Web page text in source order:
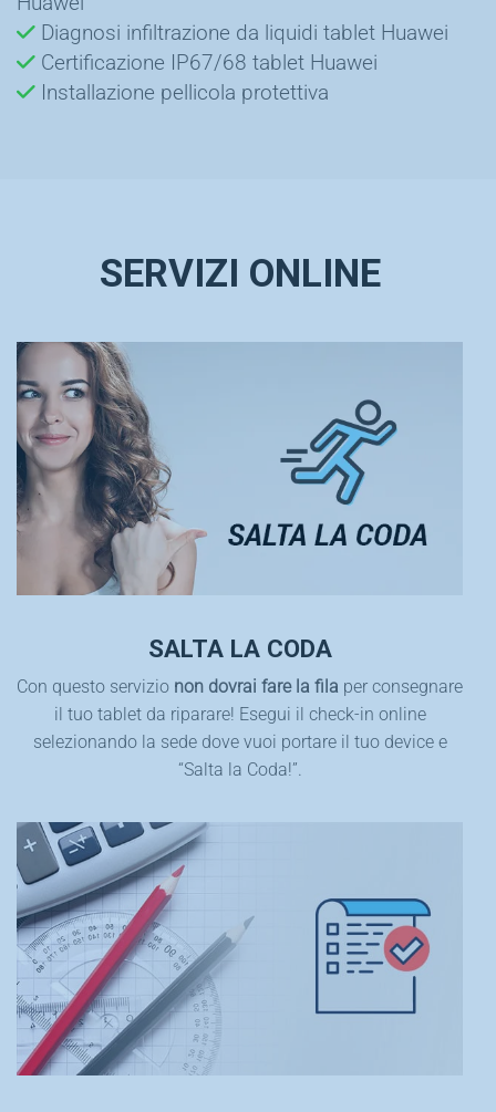
Diagnosi infiltrazione da liquidi tablet Huawei
Certificazione IP67/68 tablet Huawei
Installazione pellicola protettiva
SERVIZI ONLINE
SALTA LA CODA
Con questo servizio non dovrai fare la fila per consegnare
il tuo tablet da riparare! Esegui il check-in online
selezionando la sede dove vuoi portare il tuo device e
“Salta la Coda!”.